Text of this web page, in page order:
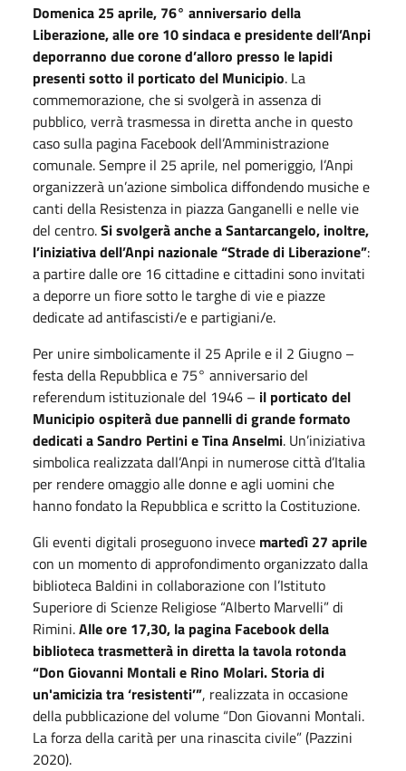
Domenica 25 aprile, 76° anniversario della
Liberazione, alle ore 10 sindaca e presidente dell’Anpi
deporranno due corone d’alloro presso le lapidi
presenti sotto il porticato del Municipio. La
commemorazione, che si svolgerà in assenza di
pubblico, verrà trasmessa in diretta anche in questo
caso sulla pagina Facebook dell’Amministrazione
comunale. Sempre il 25 aprile, nel pomeriggio, l’Anpi
organizzerà un’azione simbolica diffondendo musiche e
canti della Resistenza in piazza Ganganelli e nelle vie
del centro.Si svolgerà anche a Santarcangelo, inoltre,
l’iniziativa dell’Anpi nazionale “Strade di Liberazione”:
a partire dalle ore 16 cittadine e cittadini sono invitati
a deporre un fiore sotto le targhe di vie e piazze
dedicate ad antifascisti/e e partigiani/e.
Per unire simbolicamente il 25 Aprile e il 2 Giugno –
festa della Repubblica e 75° anniversario del
referendum istituzionale del 1946 – il porticato del
Municipio ospiterà due pannelli di grande formato
dedicati a Sandro Pertini e Tina Anselmi. Un’iniziativa
simbolica realizzata dall’Anpi in numerose città d’Italia
per rendere omaggio alle donne e agli uomini che
hanno fondato la Repubblica e scritto la Costituzione.
Gli eventi digitali proseguono invece martedì 27 aprile
con un momento di approfondimento organizzato dalla
biblioteca Baldini in collaborazione con l’Istituto
Superiore di Scienze Religiose “Alberto Marvelli” di
Rimini.Alle ore 17,30, la pagina Facebook della
biblioteca trasmetterà in diretta la tavola rotonda
“Don Giovanni Montali e Rino Molari. Storia di
un'amicizia tra ‘resistenti’”, realizzata in occasione
della pubblicazione del volume “Don Giovanni Montali.
La forza della carità per una rinascita civile” (Pazzini
2020).